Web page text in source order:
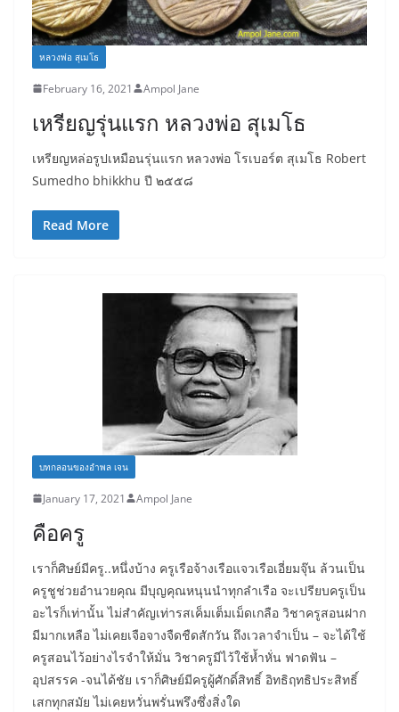
หลวงพ่อ สุเมโธ
February 16, 2021 Ampol Jane
เหรียญรุ่นแรก หลวงพ่อ สุเมโธ
เหรียญหล่อรูปเหมือนรุ่นแรก หลวงพ่อ โรเบอร์ต สุเมโธ Robert
Sumedho bhikkhu ปี ๒๕๕๘
Read More
บทกลอนของอำพล เจน
January 17, 2021 Ampol Jane
คือครู
เราก็ศิษย์มีครู..หนึ่งบ้าง ครูเรือจ้างเรือแจวเรือเอี่ยมจุ๊น ล้วนเป็น
ครูชูช่วยอำนวยคุณ มีบุญคุณหนุนนำทุกลำเรือ จะเปรียบครูเป็น
อะไรก็เท่านั้น ไม่สำคัญเท่ารสเค็มเต็มเม็ดเกลือ วิชาครูสอนฝาก
มีมากเหลือ ไม่เคยเจือจางจืดชืดสักวัน ถึงเวลาจำเป็น – จะได้ใช้
ครูสอนไว้อย่างไรจำให้มั่น วิชาครูมีไว้ใช้ห้ำหั่น ฟาดฟัน –
อุปสรรค -จนได้ชัย เราก็ศิษย์มีครูผู้ศักดิ์สิทธิ์ อิทธิฤทธิประสิทธิ์
เสกทุกสมัย ไม่เคยหวั่นพรั่นพรึงซึ่งสิ่งใด